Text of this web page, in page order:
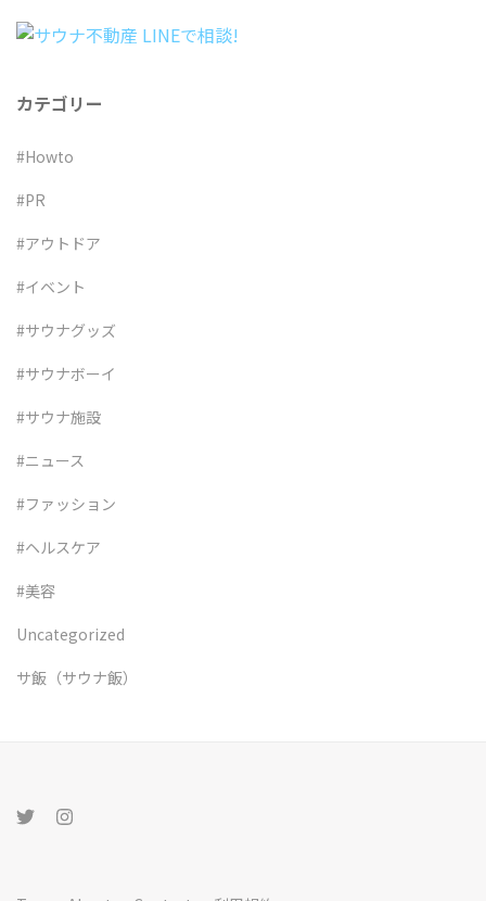
カテゴリー
#Howto
#PR
#アウトドア
#イベント
#サウナグッズ
#サウナボーイ
#サウナ施設
#ニュース
#ファッション
#ヘルスケア
#美容
Uncategorized
サ飯（サウナ飯）